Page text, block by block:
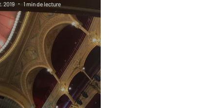
2019
1 min de lecture